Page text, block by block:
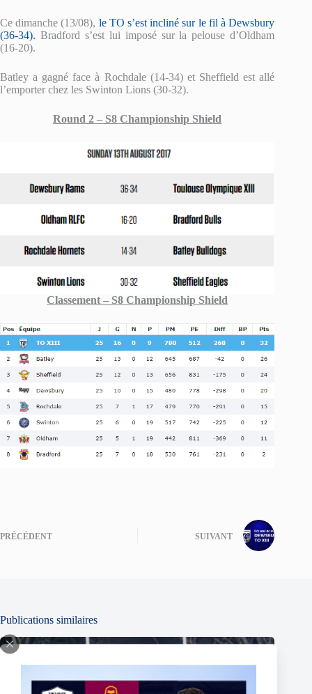
Ce dimanche (13/08), le TO s’est incliné sur le fil à Dewsbury
(36-34). Bradford s’est lui imposé sur la pelouse d’Oldham
(16-20).
Batley a gagné face à Rochdale (14-34) et Sheffield est allé
l’emporter chez les Swinton Lions (30-32).
Round 2 – S8 Championship Shield
Classement – S8 Championship Shield
PRÉCÉDENT SUIVANT
Publications similaires